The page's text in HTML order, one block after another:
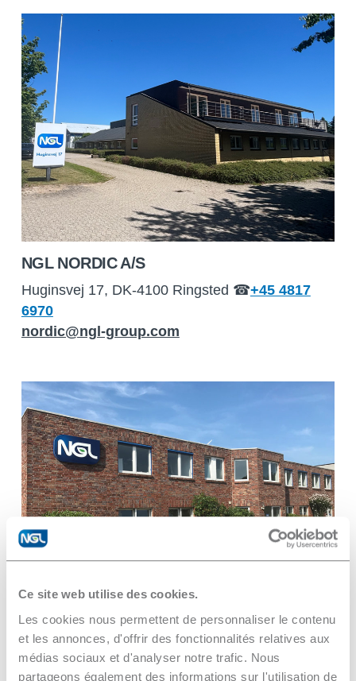
Ce site web utilise des cookies.
Les cookies nous permettent de personnaliser le contenu
et les annonces, d'offrir des fonctionnalités relatives aux
médias sociaux et d'analyser notre trafic. Nous
partageons également des informations sur l'utilisation de
NGL NORDIC A/S
Huginsvej 17, DK-4100 Ringsted ☎+45 4817
6970
nordic@ngl-group.com
NGL CLEANING GMBH
Schlavenhorst 15, DE-46395 Bocholt ☎+49